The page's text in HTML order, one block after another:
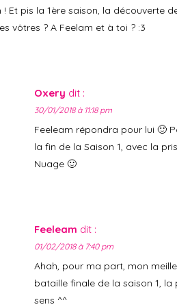
! Et pis la 1ère saison, la découverte
vôtres ? A Feelam et à toi ? :3
Oxery dit :
30/01/2018 à 11:18 pm
Feeleam répondra pour lui 🙂
la fin de la Saison 1, avec la
Nuage 🙂
Feeleam dit :
01/02/2018 à 7:40 pm
Ahah, pour ma part, mon
bataille finale de la saison 1,
sens ^^